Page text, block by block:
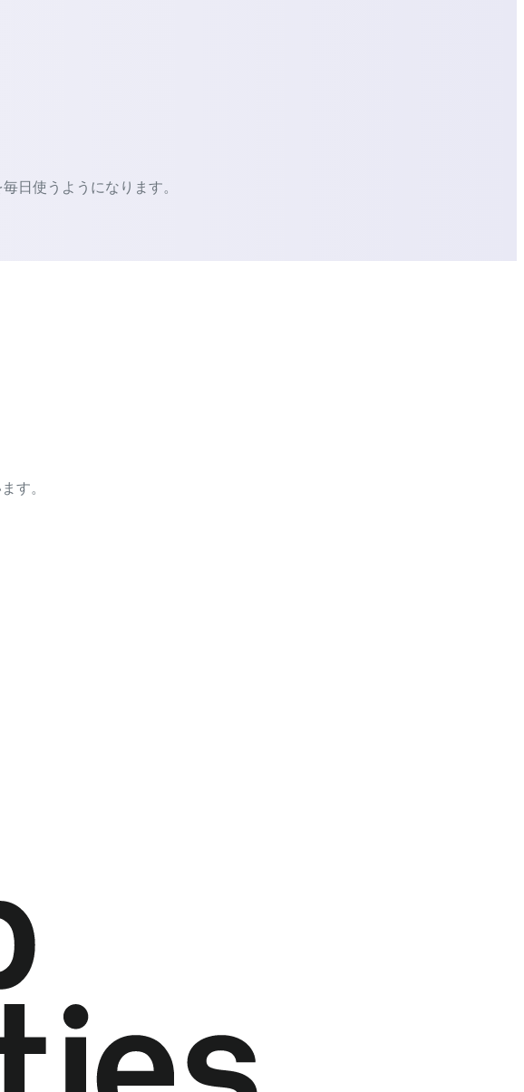
日使うようになります。
す。